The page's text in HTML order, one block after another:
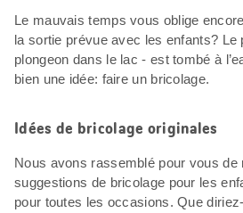
Le mauvais temps vous oblige
la sortie prévue avec les enfants? Le
plongeon dans le lac - est tombé à
bien une idée: faire un bricolage.
Idées de bricolage originales
Nous avons rassemblé pour vous de
suggestions de bricolage pour les
pour toutes les occasions. Que